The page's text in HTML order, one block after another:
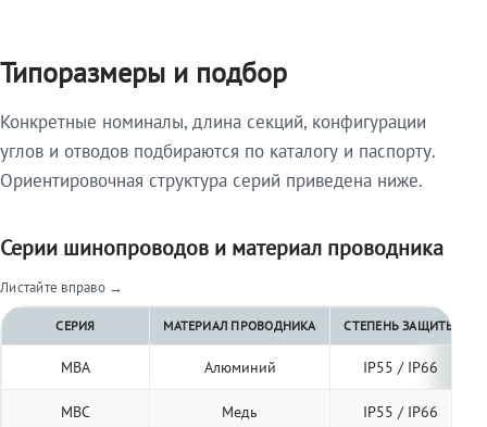
Типоразмеры и подбор
Конкретные номиналы, длина секций, конфигурации
углов и отводов подбираются по каталогу и паспорту.
Ориентировочная структура серий приведена ниже.
Серии шинопроводов и материал проводника
Листайте вправо →
СЕРИЯ МАТЕРИАЛ ПРОВОДНИКА СТЕПЕНЬ ЗАЩИТЫ
МВА Алюминий IP55 / IP66
МВС Медь IP55 / IP66